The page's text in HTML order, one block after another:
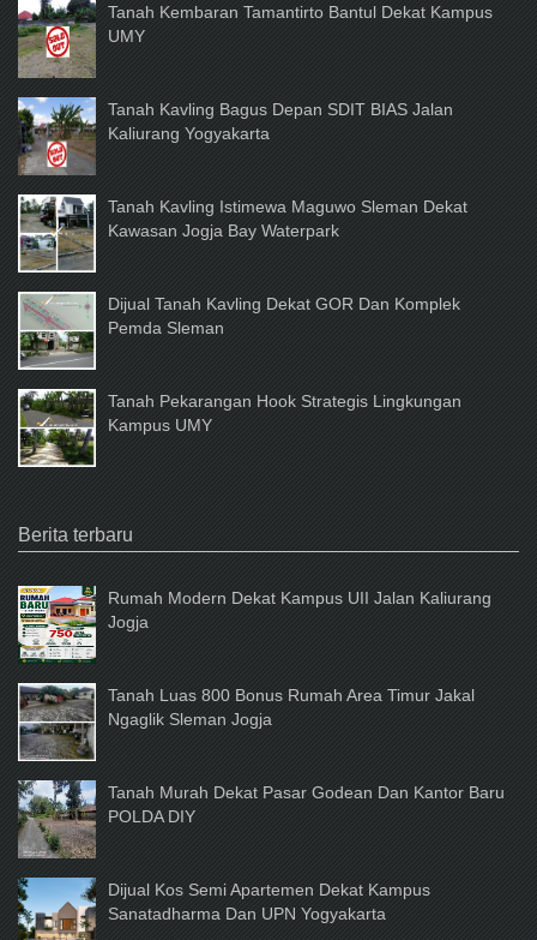
Tanah Kembaran Tamantirto Bantul Dekat Kampus
UMY
Tanah Kavling Bagus Depan SDIT BIAS Jalan
Kaliurang Yogyakarta
Tanah Kavling Istimewa Maguwo Sleman Dekat
Kawasan Jogja Bay Waterpark
Dijual Tanah Kavling Dekat GOR Dan Komplek
Pemda Sleman
Tanah Pekarangan Hook Strategis Lingkungan
Kampus UMY
Berita terbaru
Rumah Modern Dekat Kampus UII Jalan Kaliurang
Jogja
Tanah Luas 800 Bonus Rumah Area Timur Jakal
Ngaglik Sleman Jogja
Tanah Murah Dekat Pasar Godean Dan Kantor Baru
POLDA DIY
Dijual Kos Semi Apartemen Dekat Kampus
Sanatadharma Dan UPN Yogyakarta